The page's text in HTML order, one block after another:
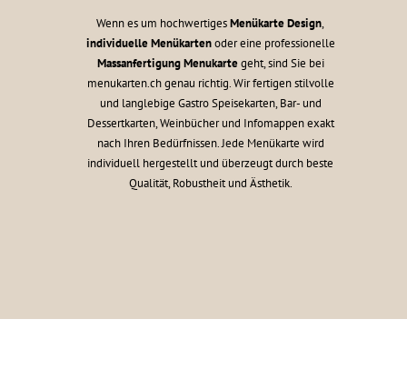
Wenn es um hochwertigesMenükarte Design,
individuelle Menükartenoder eine professionelle
Massanfertigung Menukartegeht, sind Sie bei
menukarten.ch genau richtig. Wir fertigen stilvolle
und langlebige Gastro Speisekarten, Bar- und
Dessertkarten, Weinbücher und Infomappen exakt
nach Ihren Bedürfnissen. Jede Menükarte wird
individuell hergestellt und überzeugt durch beste
Qualität, Robustheit und Ästhetik.